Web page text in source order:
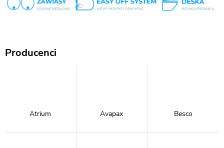
Producenci
Atrium Avapax Besco